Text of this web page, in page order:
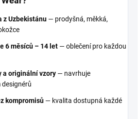
z Uzbekistánu — prodyšná, měkká,
6 měsíců – 14 let — oblečení pro každou
a originální vzory — navrhuje
kompromisů — kvalita dostupná každé